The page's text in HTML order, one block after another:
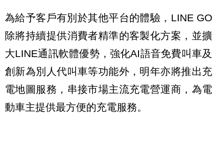
為給予客戶有別於其他平台的體驗，LINE GO
除將持續提供消費者精準的客製化方案，並擴
大LINE通訊軟體優勢，強化AI語音免費叫車及
創新為別人代叫車等功能外，明年亦將推出充
電地圖服務，串接市場主流充電營運商，為電
動車主提供最方便的充電服務。